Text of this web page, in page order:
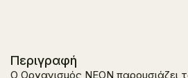
Περιγραφή
Ο Οργανισμός ΝΕΟΝ παρουσιάζει